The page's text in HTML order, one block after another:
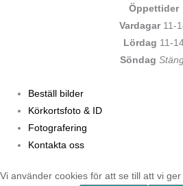
Öppettider
Vardagar11-
Lördag 11-
Söndag
Beställ bilder
Körkortsfoto & ID
Fotografering
Kontakta oss
Vi använder cookies för att se till att vi